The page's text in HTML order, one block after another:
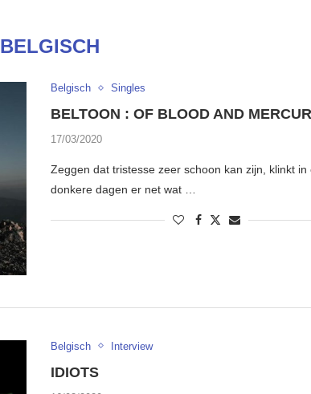
BELGISCH
Belgisch Singles
BELTOON : OF BLOOD AND
17/03/2020
Zeggen dat tristesse zeer schoon kan zijn, klinkt in
donkere dagen er net wat …
Belgisch Interview
IDIOTS